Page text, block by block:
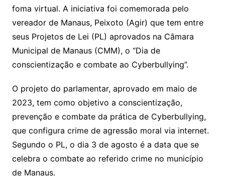
foma virtual. A iniciativa foi comemorada pelo
vereador de Manaus, Peixoto (Agir) que tem entre
seus Projetos de Lei (PL) aprovados na Câmara
Municipal de Manaus (CMM), o “Dia de
conscientização e combate ao Cyberbullying”.
O projeto do parlamentar, aprovado em maio de
2023, tem como objetivo a conscientização,
prevenção e combate da prática de Cyberbullying,
que configura crime de agressão moral via internet.
Segundo o PL, o dia 3 de agosto é a data que se
celebra o combate ao referido crime no município
de Manaus.